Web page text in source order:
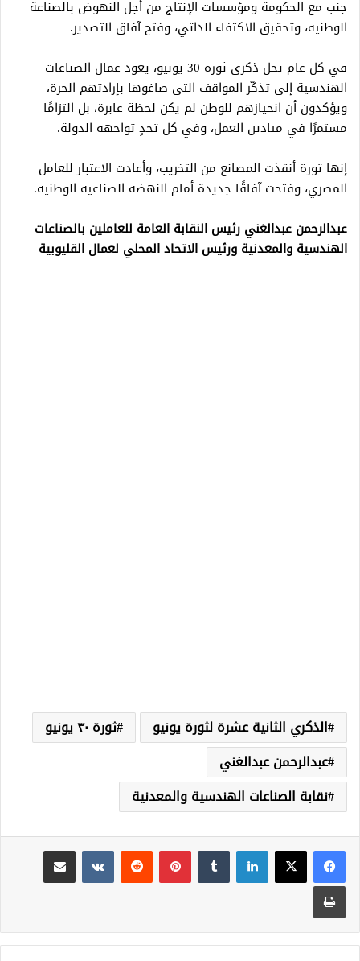
جنب مع الحكومة ومؤسسات الإنتاج من أجل النهوض بالصناعة
الوطنية، وتحقيق الاكتفاء الذاتي، وفتح آفاق التصدير.
في كل عام تحل ذكرى ثورة 30 يونيو، يعود عمال الصناعات
الهندسية إلى تذكّر المواقف التي صاغوها بإرادتهم الحرة،
ويؤكدون أن انحيازهم للوطن لم يكن لحظة عابرة، بل التزامًا
مستمرًا في ميادين العمل، وفي كل تحدٍ تواجهه الدولة.
إنها ثورة أنقذت المصانع من التخريب، وأعادت الاعتبار للعامل
المصري، وفتحت آفاقًا جديدة أمام النهضة الصناعية الوطنية.
عبدالرحمن عبدالغني رئيس النقابة العامة للعاملين بالصناعات
الهندسية والمعدنية ورئيس الاتحاد المحلي لعمال القليوبية
الذكري الثانية عشرة لثورة يونيو
ثورة ٣٠ يونيو
عبدالرحمن عبدالغني
نقابة الصناعات الهندسية والمعدنية
لينكدإن بينتيريست